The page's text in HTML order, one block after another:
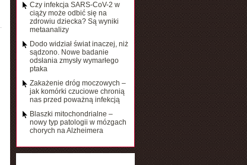
Czy infekcja SARS-CoV-2 w
ciąży może odbić się na
zdrowiu dziecka? Są wyniki
metaanalizy
Dodo widział świat inaczej, niż
sądzono. Nowe badanie
odsłania zmysły wymarłego
ptaka
Zakażenie dróg moczowych –
jak komórki czuciowe chronią
nas przed poważną infekcją
Blaszki mitochondrialne –
nowy typ patologii w mózgach
chorych na Alzheimera